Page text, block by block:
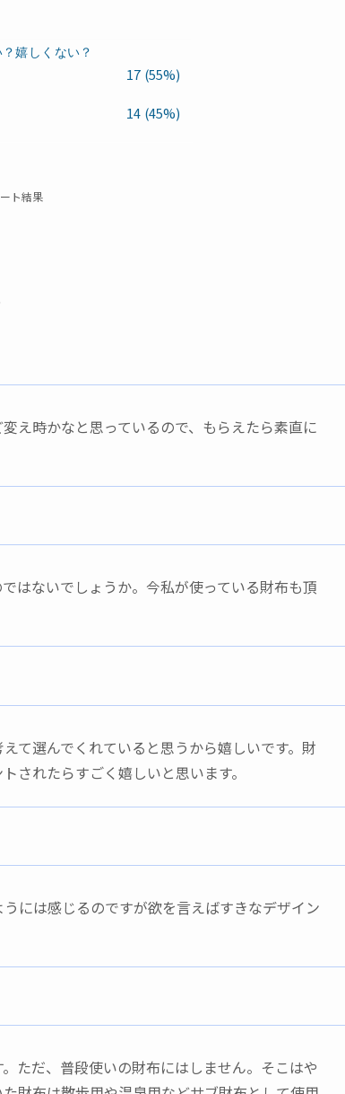
嬉しくない？
17 (55%)
14 (45%)
ト結果
え時かなと思っているので、もらえたら素直に
はないでしょうか。今私が使っている財布も頂
て選んでくれていると思うから嬉しいです。財
されたらすごく嬉しいと思います。
には感じるのですが欲を言えばすきなデザイン
ただ、普段使いの財布にはしません。そこはや